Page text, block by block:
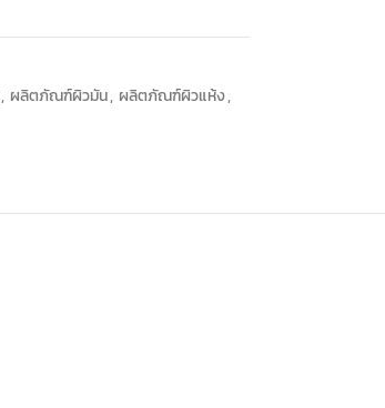
, ผลิตภัณฑ์ผิวมัน, ผลิตภัณฑ์ผิวแห้ง,